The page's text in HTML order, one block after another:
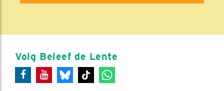
Volg Beleef de Lente